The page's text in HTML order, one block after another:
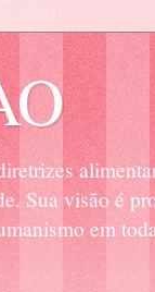
Sua visão é
em